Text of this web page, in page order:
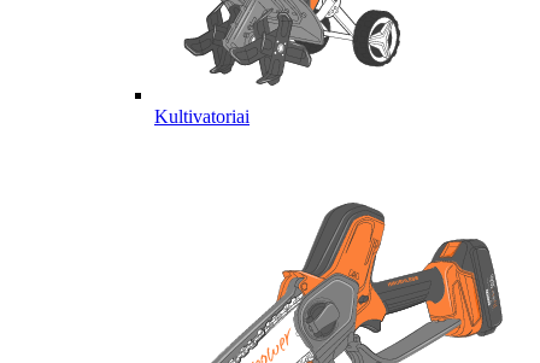
Kultivatoriai